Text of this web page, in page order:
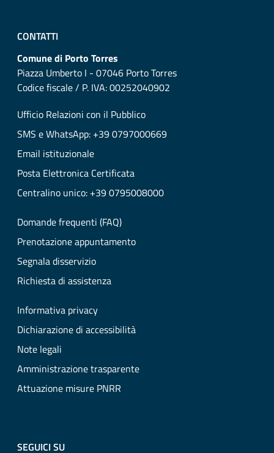
CONTATTI
Comune di Porto Torres
Piazza Umberto I - 07046 Porto Torres
Codice fiscale / P. IVA: 00252040902
Ufficio Relazioni con il Pubblico
SMS e WhatsApp: +39 0797000669
Email istituzionale
Posta Elettronica Certificata
Centralino unico: +39 0795008000
Domande frequenti (FAQ)
Prenotazione appuntamento
Segnala disservizio
Richiesta di assistenza
Informativa privacy
Dichiarazione di accessibilità
Note legali
Amministrazione trasparente
Attuazione misure PNRR
SEGUICI SU